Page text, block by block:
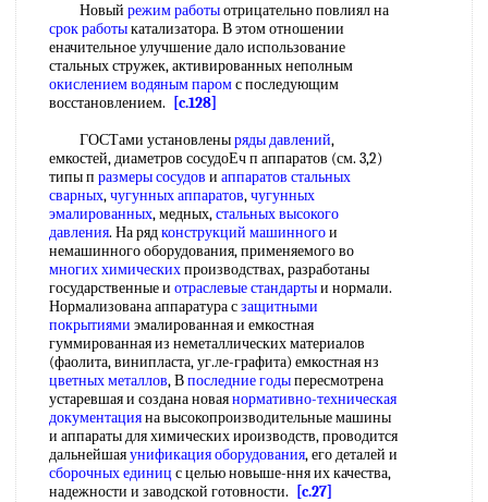
Новый режим работыотрицательно повлиял на
срок работыкатализатора. В этом отношении
еначительное улучшение дало использование
стальных стружек, активированных неполным
окислением водяным паромс последующим
восстановлением.
[c.128]
ГОСТами установленыряды давлений,
емкостей, диаметров сосудоЕч п аппаратов (см. 3,2)
типы п размеры сосудов и аппаратов стальных
сварных,чугунных аппаратов,чугунных
эмалированных, медных,стальных высокого
давления. На рядконструкций машинногои
немашинного оборудования, применяемого во
многих химическихпроизводствах, разработаны
государственные и отраслевые стандартыи нормали.
Нормализована аппаратура сзащитными
покрытиями эмалированная и емкостная
гуммированная из неметаллических материалов
(фаолита, винипласта, уг.ле-графита) емкостная нз
цветных металлов, Впоследние годыпересмотрена
устаревшая и создана новаянормативно-техническая
документацияна высокопроизводительные машины
и аппараты для химических ироизводств, проводится
дальнейшаяунификация оборудования, его деталей и
сборочных единиц с целью новыше-ння их качества,
надежности и заводской готовности.
[c.27]